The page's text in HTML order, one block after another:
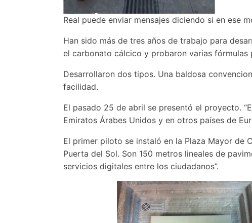
Real puede enviar mensajes diciendo si en ese
Han sido más de tres años de trabajo para
el carbonato cálcico y probaron varias fórmulas
Desarrollaron dos tipos. Una baldosa
facilidad.
El pasado 25 de abril se presentó el proyecto.
Emiratos Árabes Unidos y en otros países de
El primer piloto se instaló en la Plaza Mayor de
Puerta del Sol. Son 150 metros lineales de
servicios digitales entre los ciudadanos”.